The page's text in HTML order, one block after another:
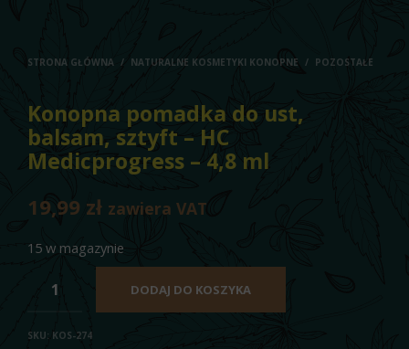
STRONA GŁÓWNA / NATURALNE KOSMETYKI KONOPNE / POZOSTAŁE
Konopna pomadka do ust,
balsam, sztyft – HC
Medicprogress – 4,8 ml
19,99 zł zawiera VAT
15 w magazynie
DODAJ DO KOSZYKA
SKU: KOS-274